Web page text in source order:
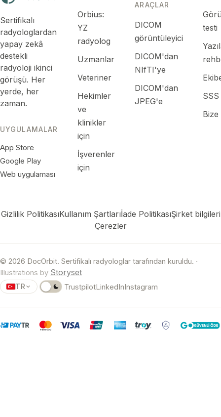
Sertifikalı
radyologlardan
yapay zekâ
destekli
radyoloji ikinci
görüşü. Her
yerde, her
zaman.
UYGULAMALAR
App Store
Google Play
Web uygulaması
Orbius:
YZ
radyolog
Uzmanlar
Veteriner
Hekimler
ve
klinikler
için
İşverenler
için
ARAÇLAR
DICOM
görüntüleyici
DICOM'dan
NIfTI'ye
DICOM'dan
JPEG'e
testi
SSS
Bize
Gizlilik PolitikasıKullanım Şartlarıİade PolitikasıŞirket bilgileri
Çerezler
© 2026 DocOrbit. Sertifikalı radyologlar tarafından kuruldu. ·
Illustrations by Storyset
TR TrustpilotLinkedInInstagram